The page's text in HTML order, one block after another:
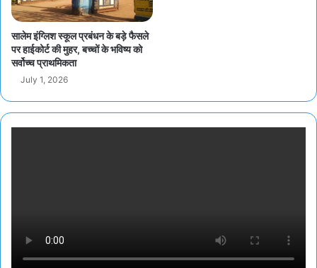
सालेम इंग्लिश स्कूल प्रबंधन के बड़े फैसले
पर हाईकोर्ट की मुहर, बच्चों के भविष्य को
सर्वोच्च प्राथमिकता
July 1, 2026